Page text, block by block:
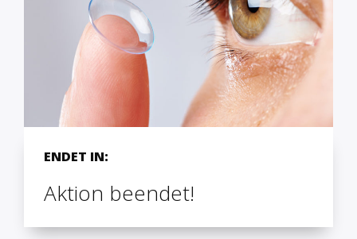
ENDET IN:
Aktion beendet!